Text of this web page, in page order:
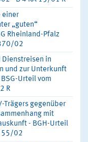
einer
„guten“
Rheinland-Pfalz
02
Dienstreisen in
und zur Unterkunft
Urteil vom
R
Trägers gegenüber
mit
- BGH-Urteil
02